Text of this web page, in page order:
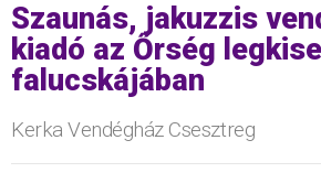
Szaunás, jakuzzis
kiadó az Őrség
falucskájában
Kerka Vendégház Csesztreg